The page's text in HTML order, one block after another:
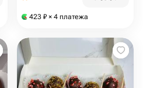
423 ₽ × 4 платежа